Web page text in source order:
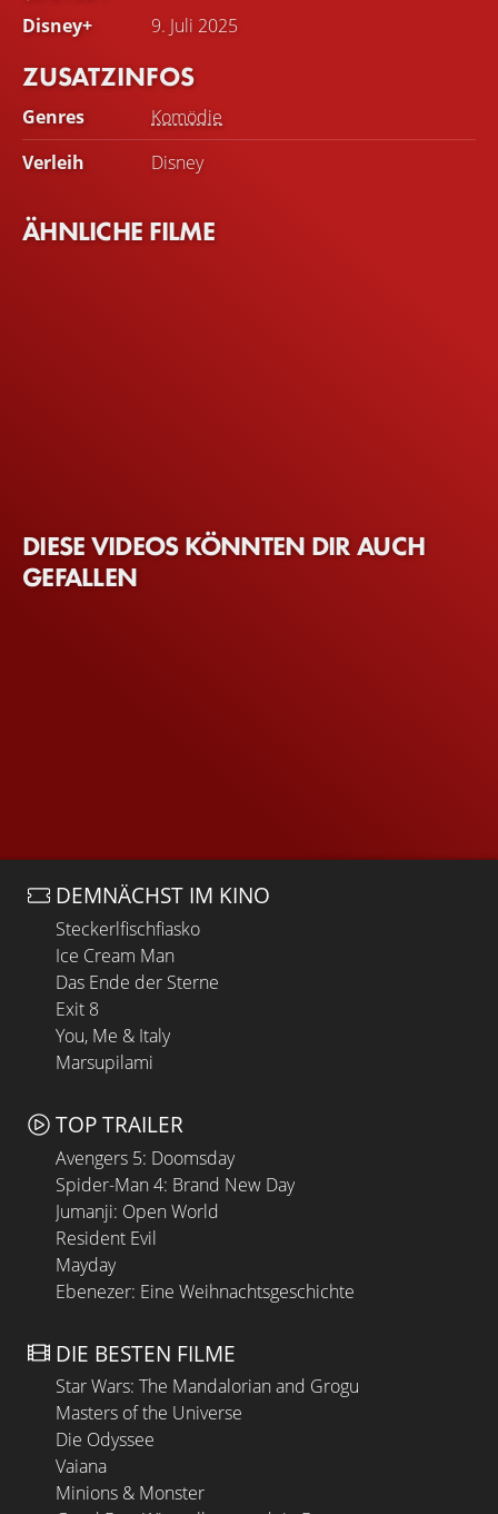
Disney+ 9. Juli 2025
ZUSATZINFOS
Genres
Komödie
Verleih
Disney
ÄHNLICHE FILME
DIESE VIDEOS KÖNNTEN DIR AUCH
GEFALLEN
DEMNÄCHST IM KINO
Steckerlfischfiasko
Ice Cream Man
Das Ende der Sterne
Exit 8
You, Me & Italy
Marsupilami
TOP TRAILER
Avengers 5: Doomsday
Spider-Man 4: Brand New Day
Jumanji: Open World
Resident Evil
Mayday
Ebenezer: Eine Weihnachtsgeschichte
DIE BESTEN FILME
Star Wars: The Mandalorian and Grogu
Masters of the Universe
Die Odyssee
Vaiana
Minions & Monster